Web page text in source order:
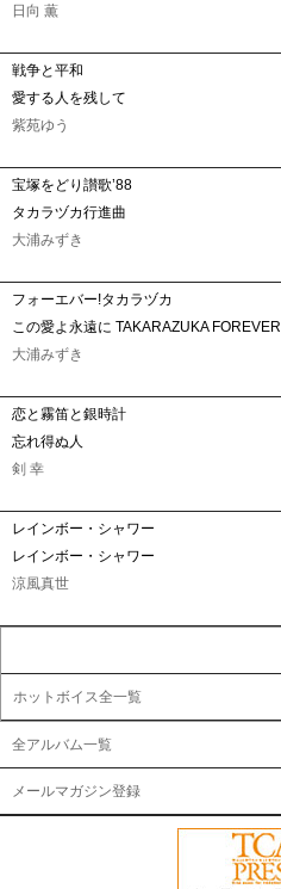
日向 薫
戦争と平和
愛する人を残して
紫苑ゆう
宝塚をどり讃歌’88
タカラヅカ行進曲
大浦みずき
フォーエバー!タカラヅカ
この愛よ永遠に TAKARAZUKA FOREVER
大浦みずき
恋と霧笛と銀時計
忘れ得ぬ人
剣 幸
レインボー・シャワー
レインボー・シャワー
涼風真世
ホットボイス全一覧
全アルバム一覧
メールマガジン登録